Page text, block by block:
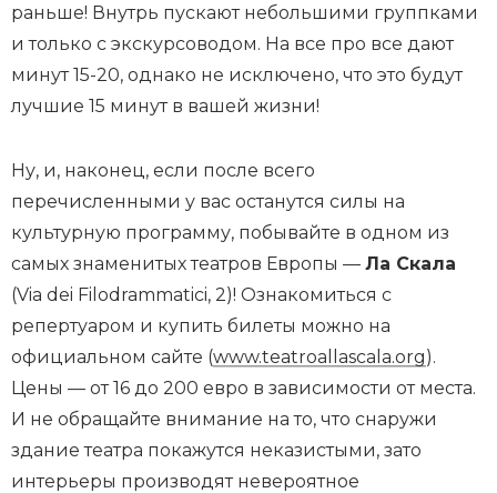
раньше! Внутрь пускают небольшими группками
и только с экскурсоводом. На все про все дают
минут 15-20, однако не исключено, что это будут
лучшие 15 минут в вашей жизни!
Ну, и, наконец, если после всего
перечисленными у вас останутся силы на
культурную программу, побывайте в одном из
самых знаменитых театров Европы — Ла Скала
(Via dei Filodrammatici, 2)! Ознакомиться с
репертуаром и купить билеты можно на
официальном сайте (www.teatroallascala.org).
Цены — от 16 до 200 евро в зависимости от места.
И не обращайте внимание на то, что снаружи
здание театра покажутся неказистыми, зато
интерьеры производят невероятное